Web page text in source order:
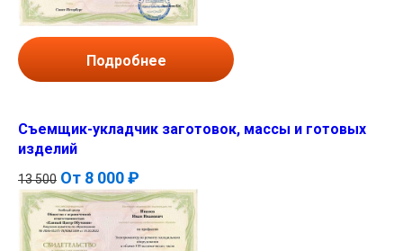
Подробнее
Съемщик-укладчик заготовок, массы и готовых
изделий
13 500 От 8 000 ₽